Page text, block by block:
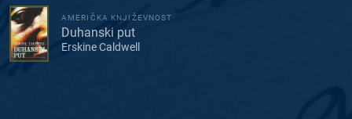
AMERIČKA KNJIŽEVNOST
Duhanski put
Erskine Caldwell